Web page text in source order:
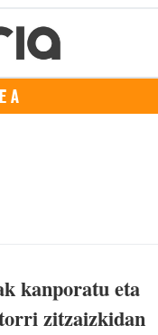
kanporatu eta
zitzaizkidan